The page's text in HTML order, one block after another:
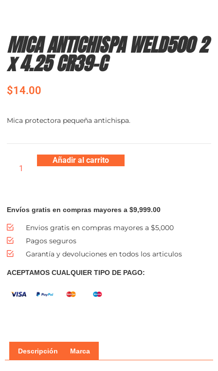
MICA ANTICHISPA WELD500 2
x 4.25 CR39-C
$14.00
Mica protectora pequeña antichispa.
Añadir al carrito
Envíos gratis en compras mayores a $9,999.00
Envios gratis en compras mayores a $5,000
Pagos seguros
Garantía y devoluciones en todos los articulos
ACEPTAMOS CUALQUIER TIPO DE PAGO:
Descripción Marca